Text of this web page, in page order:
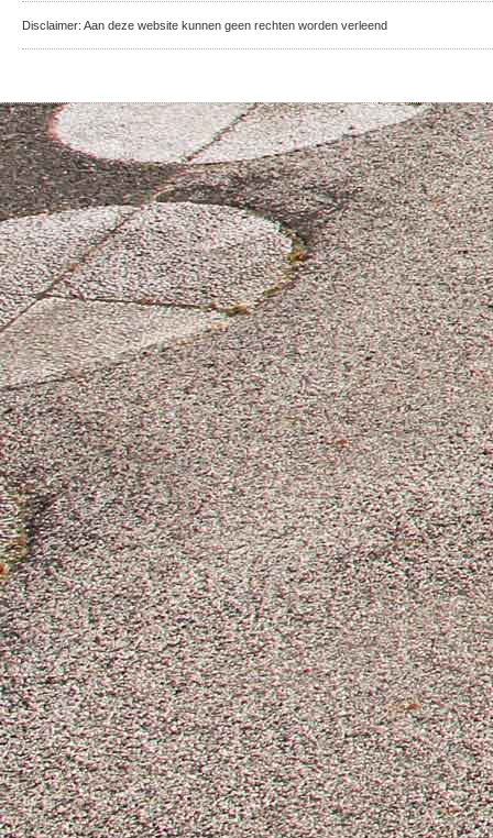
Disclaimer: Aan deze website kunnen geen rechten worden verleend